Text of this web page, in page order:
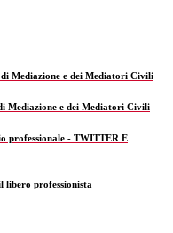
Mediazione e dei Mediatori Civili
Mediazione e dei Mediatori Civili
professionale - TWITTER E
libero professionista